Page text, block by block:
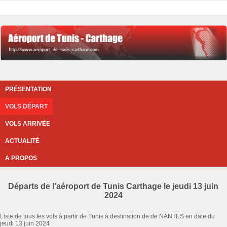
PRÉSENTATION
VOLS DÉPART
VOLS ARRIVÉE
ACTUALITÉ
A PROPOS
Départs de l'aéroport de Tunis Carthage le jeudi 13 juin
2024
Liste de tous les vols à partir de Tunis à destination de de NANTES en date du
jeudi 13 juin 2024